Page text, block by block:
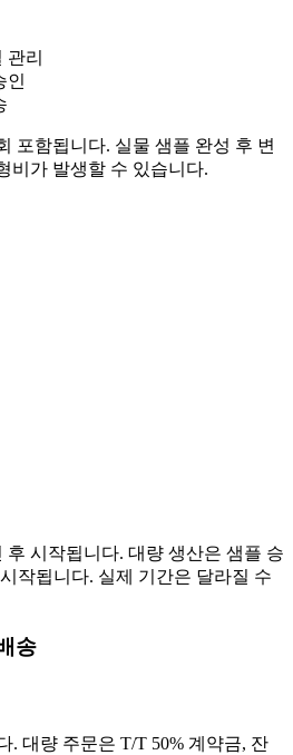
관리
인
포함됩니다. 실물 샘플 완성 후 변
비가 발생할 수 있습니다.
후 시작됩니다. 대량 생산은 샘플 승
작됩니다. 실제 기간은 달라질 수
송
. 대량 주문은 T/T 50% 계약금, 잔